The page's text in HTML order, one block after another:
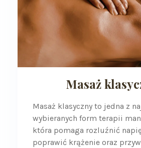
Masaż
Masaż klasyczny to jedna z
wybieranych form terapii
która pomaga rozluźnić
poprawić krążenie oraz